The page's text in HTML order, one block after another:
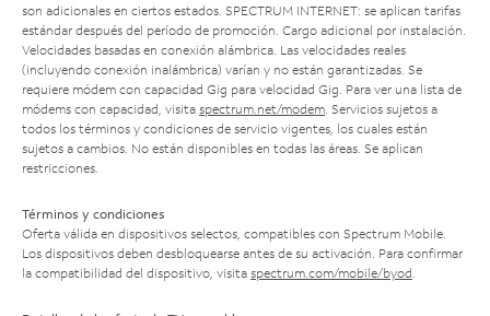
son adicionales en ciertos estados. SPECTRUM INTERNET: se aplican tarifas
estándar después del período de promoción. Cargo adicional por instalación.
Velocidades basadas en conexión alámbrica. Las velocidades reales
(incluyendo conexión inalámbrica) varían y no están garantizadas. Se
requiere módem con capacidad Gig para velocidad Gig. Para ver una lista de
módems con capacidad, visita spectrum.net/modem . Servicios sujetos a
todos los términos y condiciones de servicio vigentes, los cuales están
sujetos a cambios. No están disponibles en todas las áreas. Se aplican
restricciones.
Términos y condiciones
Oferta válida en dispositivos selectos, compatibles con Spectrum Mobile.
Los dispositivos deben desbloquearse antes de su activación. Para confirmar
la compatibilidad del dispositivo, visita spectrum.com/mobile/byod